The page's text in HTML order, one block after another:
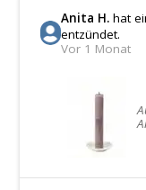
Anita H. hat
entzündet.
Vor 1 Monat